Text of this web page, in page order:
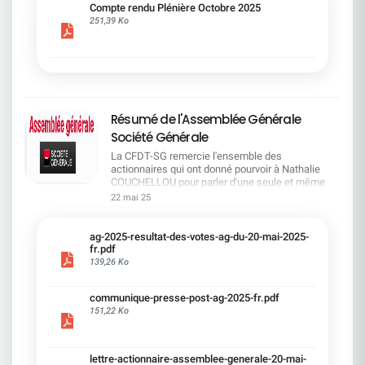
cadre du dialogue social.Bonne lecture !
Compte rendu Plénière Octobre 2025
251,39 Ko
Résumé de l'Assemblée Générale
Société Générale
La CFDT-SG remercie l'ensemble des
actionnaires qui ont donné pourvoir à Nathalie
COUCHELLOU pour parler d'une seule et même
voix.L'assemblée Générale s'est ouverte avec 4
souligné la forte amélioration en 2024 de tous les
facteurs financiers et le premier trimestre 2025
encourageant.Le Directeur Général, Slawomir
solide. Etre une banque simple et intégrée. Etre
une banque efficace. Etre une banque rentable. Le
22 mai 25
ag-2025-resultat-des-votes-ag-du-20-mai-2025-
fr.pdf
139,26 Ko
communique-presse-post-ag-2025-fr.pdf
151,22 Ko
lettre-actionnaire-assemblee-generale-20-mai-